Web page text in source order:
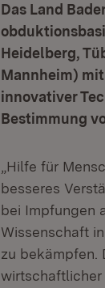
Das Land
Heidelberg,
Mannheim)
innovativer
Bestimmung
„Hilfe für
besseres
bei Impfungen
Wissenschaft
zu bekämpfen.
wirtschaftlicher